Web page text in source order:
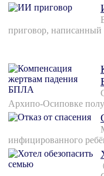
приговор, написанный
Архипо-Осиповке
инфицированного